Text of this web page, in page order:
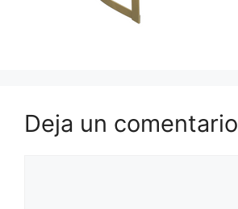
Deja un comentario